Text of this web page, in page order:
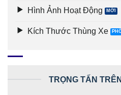
Hình Ảnh Hoạt Động
Kích Thước Thùng Xe
TRỌNG TẤN